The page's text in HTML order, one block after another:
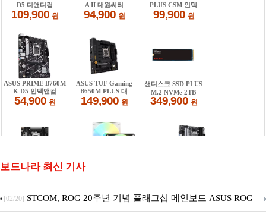
보드나라 최신 기사
[02/20] STCOM, ROG 20주년 기념 플래그십 메인보드 ASUS ROG